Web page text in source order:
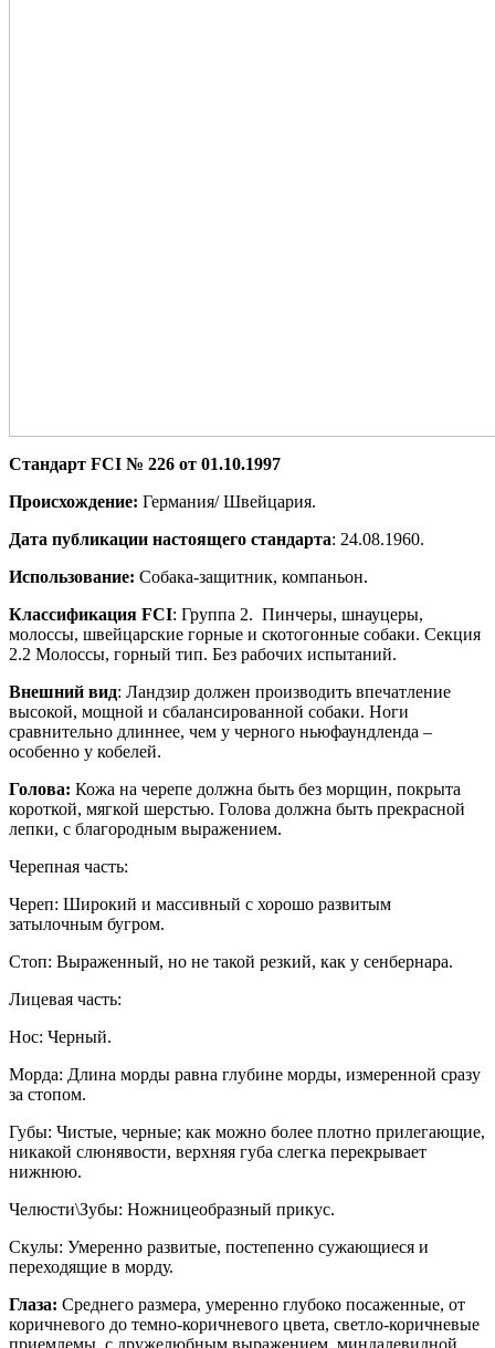
Стандарт FCI № 226 от 01.10.1997
Происхождение: Германия/ Швейцария.
Дата публикации настоящего стандарта: 24.08.1960.
Использование: Собака-защитник, компаньон.
Классификация FCI: Группа 2. Пинчеры, шнауцеры,
молоссы, швейцарские горные и скотогонные собаки. Секция
2.2 Молоссы, горный тип. Без рабочих испытаний.
Внешний вид: Ландзир должен производить впечатление
высокой, мощной и сбалансированной собаки. Ноги
сравнительно длиннее, чем у черного ньюфаундленда –
особенно у кобелей.
Голова: Кожа на черепе должна быть без морщин, покрыта
короткой, мягкой шерстью. Голова должна быть прекрасной
лепки, с благородным выражением.
Черепная часть:
Череп: Широкий и массивный с хорошо развитым
затылочным бугром.
Стоп: Выраженный, но не такой резкий, как у сенбернара.
Лицевая часть:
Нос: Черный.
Морда: Длина морды равна глубине морды, измеренной сразу
за стопом.
Губы: Чистые, черные; как можно более плотно прилегающие,
никакой слюнявости, верхняя губа слегка перекрывает
нижнюю.
Челюсти\Зубы: Ножницеобразный прикус.
Скулы: Умеренно развитые, постепенно сужающиеся и
переходящие в морду.
Глаза: Среднего размера, умеренно глубоко посаженные, от
коричневого до темно-коричневого цвета, светло-коричневые
приемлемы, с дружелюбным выражением, миндалевидной